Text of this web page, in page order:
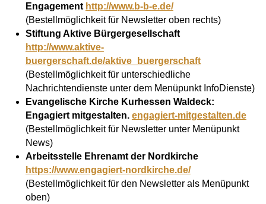
Engagement http://www.b-b-e.de/
(Bestellmöglichkeit für Newsletter oben rechts)
Stiftung Aktive Bürgergesellschaft
http://www.aktive-
buergerschaft.de/aktive_buergerschaft
(Bestellmöglichkeit für unterschiedliche
Nachrichtendienste unter dem Menüpunkt InfoDienste)
Evangelische Kirche Kurhessen Waldeck:
Engagiert mitgestalten. engagiert-mitgestalten.de
(Bestellmöglichkeit für Newsletter unter Menüpunkt
News)
Arbeitsstelle Ehrenamt der Nordkirche
https://www.engagiert-nordkirche.de/
(Bestellmöglichkeit für den Newsletter als Menüpunkt
oben)